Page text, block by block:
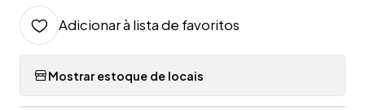
Adicionar à lista de favoritos
Mostrar estoque de locais